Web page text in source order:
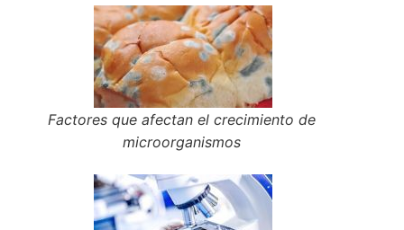
Factores que afectan el crecimiento de
microorganismos